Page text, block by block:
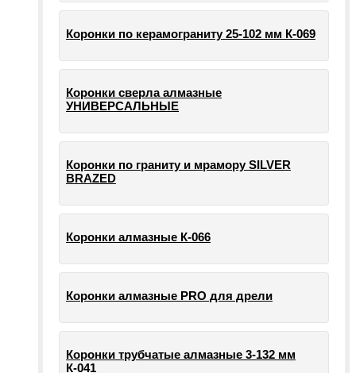
Коронки по керамограниту 25-102 мм К-069
Коронки сверла алмазные
УНИВЕРСАЛЬНЫЕ
Коронки по граниту и мрамору SILVER
BRAZED
Коронки алмазные К-066
Коронки алмазные PRO для дрели
Коронки трубчатые алмазные 3-132 мм
К-041